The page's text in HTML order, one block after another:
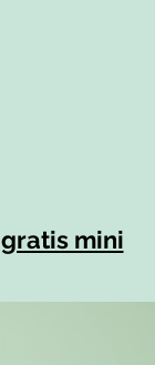
gratis mini